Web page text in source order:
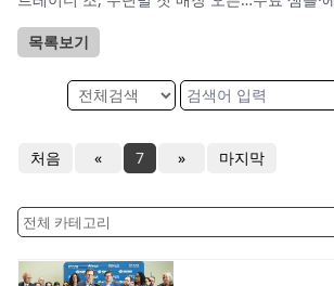
목록보기
처음 « 7 » 마지막